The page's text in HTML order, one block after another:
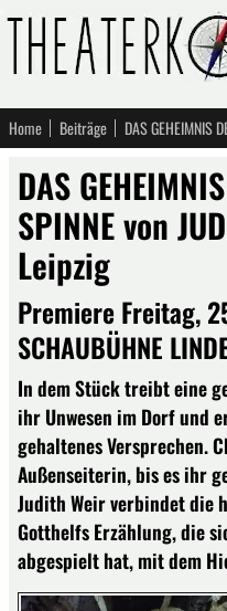
Home Beiträge
DAS
SPINNE von
Leipzig
Premiere Freitag,
SCHAUBÜHNE
In dem Stück treibt eine
ihr Unwesen im Dorf und
gehaltenes Versprechen.
Außenseiterin, bis es ihr
Judith Weir verbindet die
Gotthelfs Erzählung, die
abgespielt hat, mit dem